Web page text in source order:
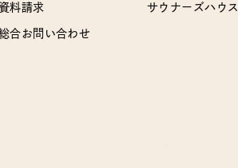
料請求
合お問い合わせ
サウナーズハウス